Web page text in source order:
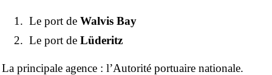
Le port de Walvis Bay
Le port de Lüderitz
La principale agence : l’Autorité portuaire nationale.